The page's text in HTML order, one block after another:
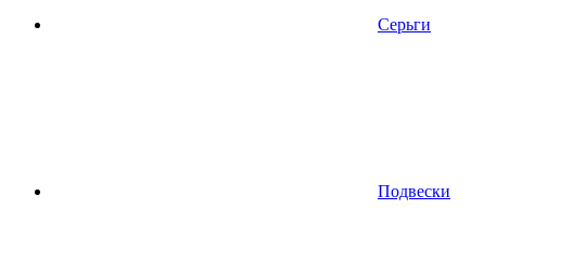
Серьги
Подвески